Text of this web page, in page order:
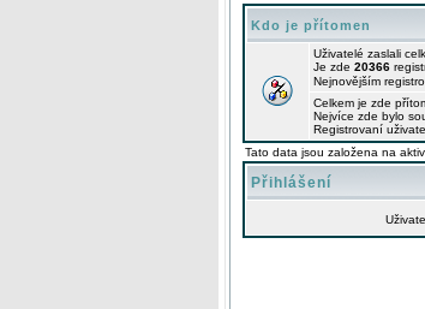
Kdo je přítomen
Uživatelé zaslali
Je zde 20366
Nejnovějším
Celkem je zde
Nejvíce zde bylo
Registrovaní
Tato data jsou založena na
Přihlášení